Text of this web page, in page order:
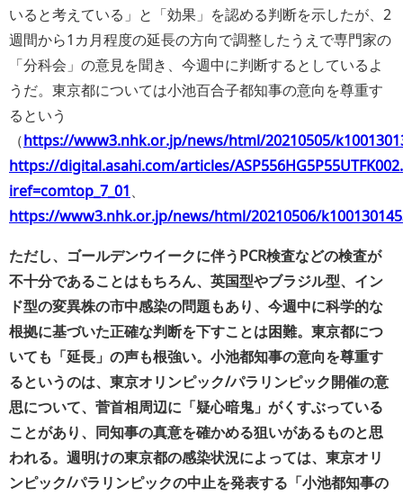
いると考えている」と「効果」を認める判断を示したが、2
週間から1カ月程度の延長の方向で調整したうえで専門家の
「分科会」の意見を聞き、今週中に判断するとしているよ
うだ。東京都については小池百合子都知事の意向を尊重す
るという
（https://www3.nhk.or.jp/news/html/20210505/
https://digital.asahi.com/articles/
iref=comtop_7_01、
https://www3.nhk.or.jp/news/html/20210506/
ただし、ゴールデンウイークに伴うPCR検査などの検査が
不十分であることはもちろん、英国型やブラジル型、イン
ド型の変異株の市中感染の問題もあり、今週中に科学的な
根拠に基づいた正確な判断を下すことは困難。東京都につ
いても「延長」の声も根強い。小池都知事の意向を尊重す
るというのは、東京オリンピック/パラリンピック開催の意
思について、菅首相周辺に「疑心暗鬼」がくすぶっている
ことがあり、同知事の真意を確かめる狙いがあるものと思
われる。週明けの東京都の感染状況によっては、東京オリ
ンピック/パラリンピックの中止を発表する「小池都知事の